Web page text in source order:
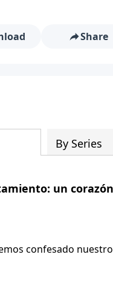
Share
By Series
un
confesado
experimentado